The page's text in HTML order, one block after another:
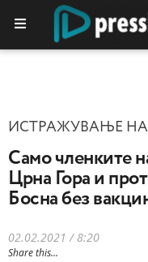
ИСТРАЖУВАЊЕ НА
Само членките
Црна Гора и
Босна без
02.02.2021 / 8:20
Share this...